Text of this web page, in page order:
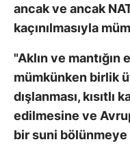
ancak ve ancak
kaçınılmasıyla
"Aklın ve
mümkünken birlik
dışlanması, kısıtlı
edilmesine ve
bir suni bölünmeye